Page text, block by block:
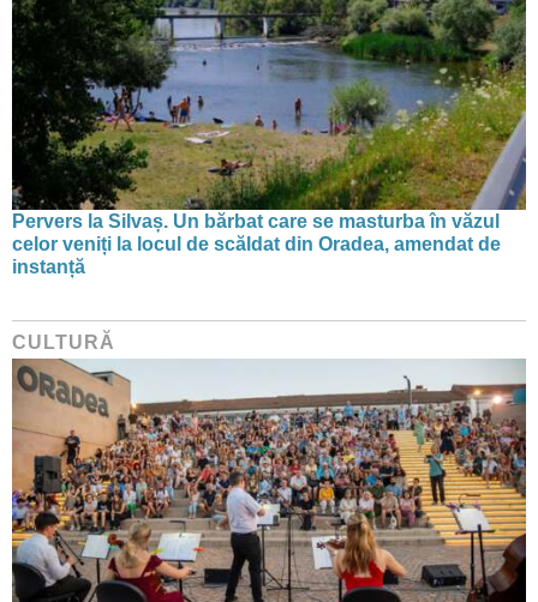
Pervers la Silvaș. Un bărbat care se masturba în văzul
celor veniți la locul de scăldat din Oradea, amendat de
instanță
CULTURĂ